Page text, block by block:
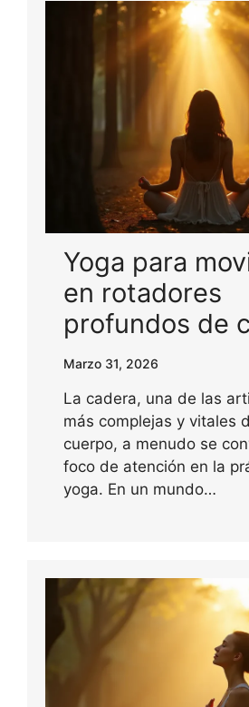
Yoga para
en rotadores
profundos de
Marzo 31, 2026
La cadera, una de las
más complejas y vitales
cuerpo, a menudo se
foco de atención en la
yoga. En un mundo…